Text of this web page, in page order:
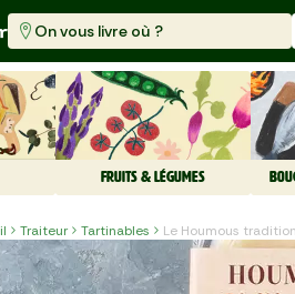
On vous livre où ?
FRUITS & LÉGUMES
Traiteur Tartinables Le Houmous tradition